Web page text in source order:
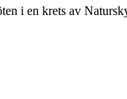
i en krets av